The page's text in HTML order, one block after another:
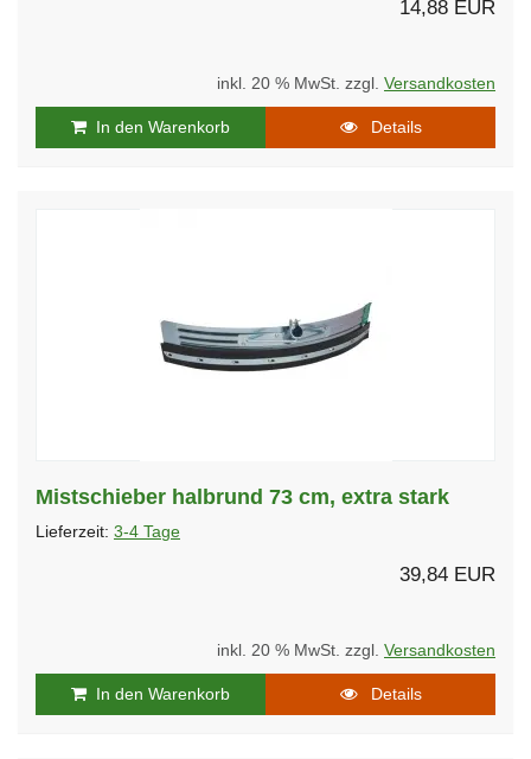
14,88 EUR
inkl. 20 % MwSt. zzgl. Versandkosten
In den Warenkorb Details
Mistschieber halbrund 73 cm, extra stark
Lieferzeit: 3-4 Tage
39,84 EUR
inkl. 20 % MwSt. zzgl. Versandkosten
In den Warenkorb Details